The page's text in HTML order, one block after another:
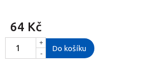
64 Kč
+
-
Do košíku